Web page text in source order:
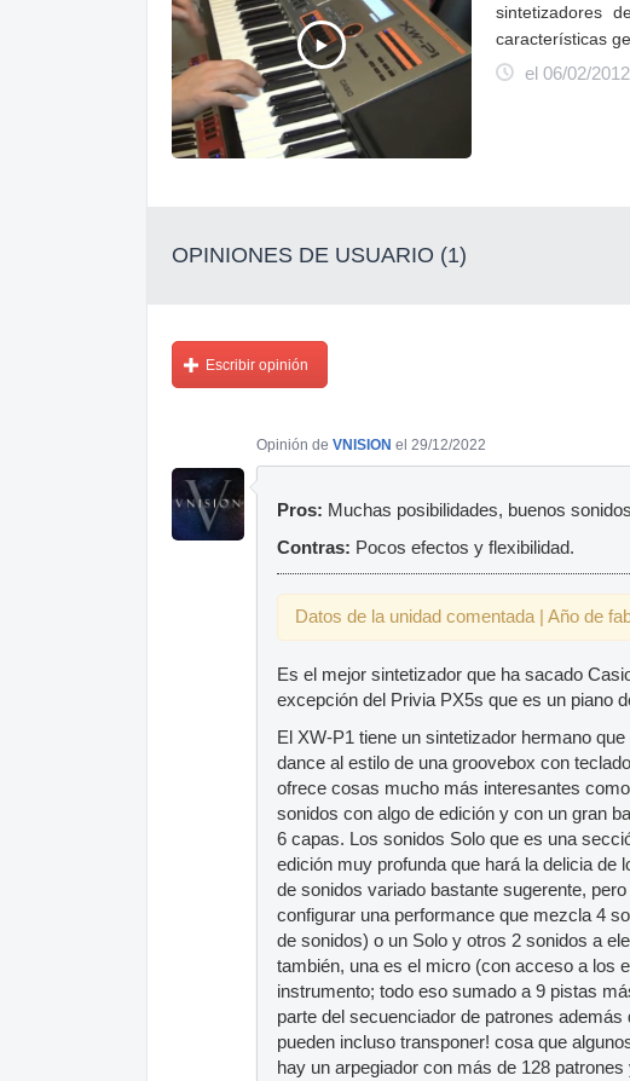
sintetizadores
características
el 06/02/2012
OPINIONES DE USUARIO (1)
Escribir opinión
Opinión de VNISION el 29/12/2022
Pros: Muchas posibilidades, buenos
Contras: Pocos efectos y flexibilidad.
Datos de la unidad comentada | Año de
Es el mejor sintetizador que ha sacado
excepción del Privia PX5s que es un piano
El XW-P1 tiene un sintetizador hermano
dance al estilo de una groovebox con
ofrece cosas mucho más interesantes
sonidos con algo de edición y con un gran
6 capas. Los sonidos Solo que es una
edición muy profunda que hará la delicia
de sonidos variado bastante sugerente,
configurar una performance que mezcla 4
de sonidos) o un Solo y otros 2 sonidos a
también, una es el micro (con acceso a los
instrumento; todo eso sumado a 9 pistas
parte del secuenciador de patrones
pueden incluso transponer! cosa que
hay un arpegiador con más de 128